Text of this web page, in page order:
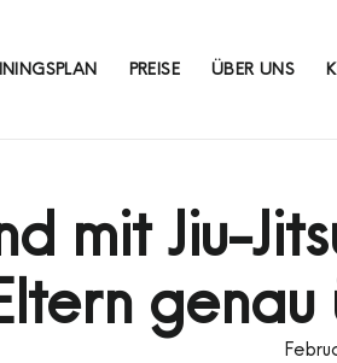
PREISE ÜBER UNS
mit Jiu-